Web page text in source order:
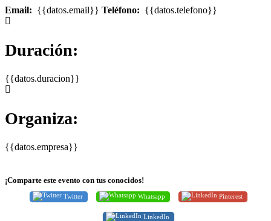
Email: {{datos.email}} Teléfono: {{datos.telefono}}
Duración:
{{datos.duracion}}
Organiza:
{{datos.empresa}}
¡Comparte este evento con tus conocidos!
Twitter Whatsapp Pinterest
LinkedIn